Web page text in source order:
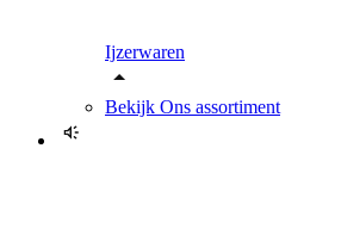
Ijzerwaren
Bekijk Ons assortiment